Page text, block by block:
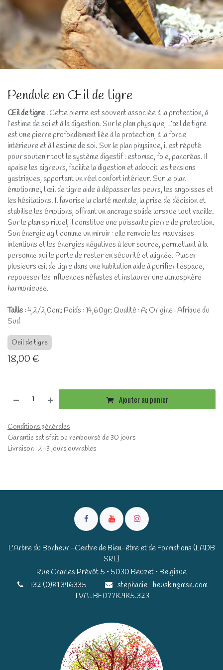
Pendule en Œil de tigre
Œil de tigre : Cette pierre est souvent associée à la protection, à
l’estime de soi et à la digestion. Sur le plan physique, L’œil de tigre
est une pierre profondément liée à la protection, à la force
intérieure et à l’estime de soi. Sur le plan physique, il est réputé
pour soutenir tout le système digestif : estomac, foie, pancréas. Il
apaise les aigreurs, facilite la digestion et adoucit les tensions
gastriques, apportant un réel confort intérieur. Sur le plan
émotionnel, l’œil de tigre aide à dépasser les peurs, les angoisses et
les hésitations. Il favorise la clarté mentale, la prise de décision et
stabilise les émotions, offrant un ancrage solide lorsque tout vacille.
Sur le plan spirituel, il constitue une puissante pierre de protection.
Son énergie agit comme un miroir : elle renvoie les mauvaises
intentions et les énergies négatives à leur source, permettant à la
personne qui le porte de rester en sécurité et alignée. Placer
plusieurs œil de tigre dans une habitation aide à purifier l’espace,
repousser les influences néfastes et instaurer une atmosphère
harmonieuse.
Taille :4,2/2,0cm; Poids : 14,60gr; Qualité : A; Origine : Afrique du
Sud
Oeil de tigre
18,00€
Ajouter au panier
Conditions générales
Garantie satisfait ou remboursé de 30 jours
Livraison : 2-3 jours ouvrables
L'Arbre du Bonheur -Centre de Bien-être et de Formations (LADB
SRL)
Rue Charles Prévôt 5 • 5030 Beuzet • Belgique​​
+32 (0)81 346335
stephanie_heuskin@msn.com
TVA : BE0778.985.323